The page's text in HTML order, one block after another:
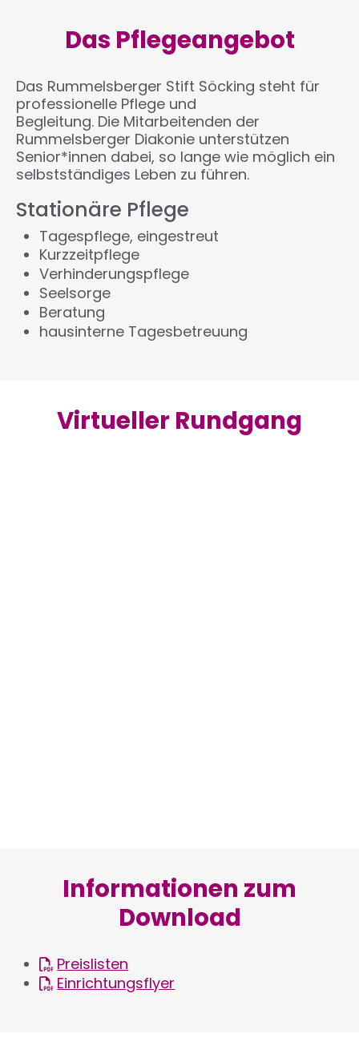
Das Pflegeangebot
Das Rummelsberger Stift Söcking steht für
professionelle Pflege und
Begleitung. Die Mitarbeitenden der
Rummelsberger Diakonie unterstützen
Senior*innen dabei, so lange wie möglich ein
selbstständiges Leben zu führen.
Stationäre Pflege
Tagespflege, eingestreut
Kurzzeitpflege
Verhinderungspflege
Seelsorge
Beratung
hausinterne Tagesbetreuung
Virtueller Rundgang
Informationen zum
Download
Preislisten
Einrichtungsflyer